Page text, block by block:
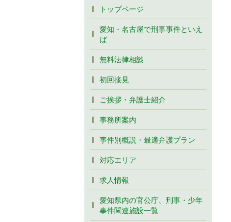
トップページ
愛知・名古屋で刑事事件といえ
ば
無料法律相談
初回接見
ご挨拶・弁護士紹介
事務所案内
事件別概説・最適弁護プラン
対応エリア
求人情報
愛知県内の官公庁、刑事・少年
事件関連施設一覧